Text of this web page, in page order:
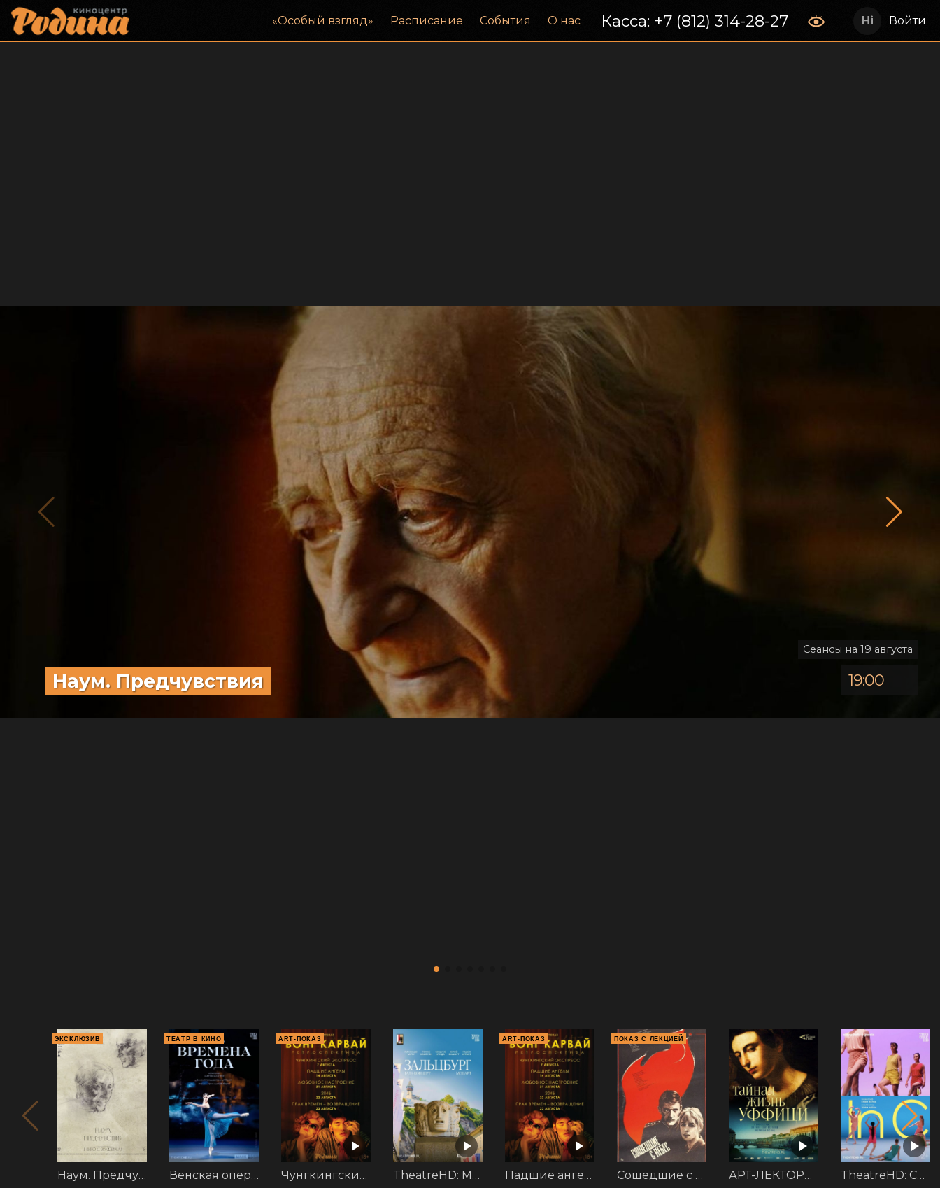
«‎Особый взгляд» Расписание События О нас Касса: +7 (812) 314-28-27 Войти
Наум. Предчувствия
Сеансы на 19 августа
19:00
ЭКСКЛЮЗИВ
Наум. Предчувствия
ТЕАТР В КИНО
Венская опера: Времена года
ART-ПОКАЗ
Чунгкингский экспресс. АртПоказ TheatreHD: Моцарт. Гала-концерт из Зальцбурга
ART-ПОКАЗ
Падшие ангелы. АртПоказ
ПОКАЗ С ЛЕКЦИЕЙ
Сошедшие с небес АРТ-ЛЕКТОРИЙ: Тайная жизнь Уффици TheatreHD: Саша Вальц. In C